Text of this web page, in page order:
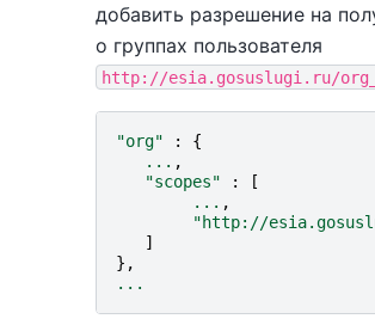
добавить разрешение на
о группах пользователя
http://esia.gosuslugi.ru/
"org" :
{
... ,
"scopes"
:
[
... ,
"http://
]
},
...